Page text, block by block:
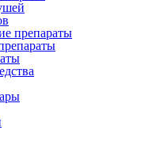
препараты